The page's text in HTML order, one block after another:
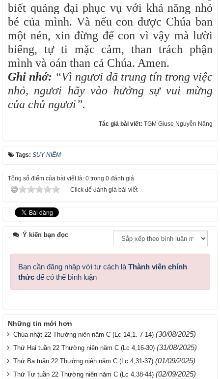
biết quảng đại phục vụ với khả năng nhỏ
bé của mình. Và nếu con được Chúa ban
một nén, xin đừng để con vì vậy mà lười
biếng, tự ti mặc cảm, than trách phận
mình và oán than cả Chúa. Amen.
Ghi nhớ: “Vì ngươi đã trung tín trong việc
nhỏ, ngươi hãy vào hưởng sự vui mừng
của chủ ngươi”.
Tác giả bài viết: TGM Giuse Nguyễn Năng
Tags: SUY NIÊM
Tổng số điểm của bài viết là: 0 trong 0 đánh giá
Click để đánh giá bài viết
Ý kiến bạn đọc
Bạn cần đăng nhập với tư cách là Thành viên chính
thức để có thể bình luận
Những tin mới hơn
Chúa nhật 22 Thường niên năm C (Lc 14,1. 7-14) (30/08/2025)
Thứ Hai tuần 22 Thường niên năm C (Lc 4,16-30) (31/08/2025)
Thứ Ba tuần 22 Thường niên năm C (Lc 4,31-37) (01/09/2025)
Thứ Tư tuần 22 Thường niên năm C (Lc 4,38-44) (02/09/2025)